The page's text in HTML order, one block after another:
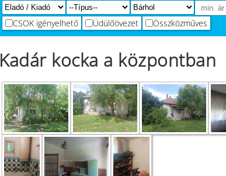
CSOK igényelhető Üdülőövezet Összközműves
Kadár kocka a központban